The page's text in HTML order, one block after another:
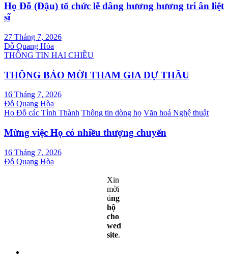
Họ Đỗ (Đậu) tổ chức lễ dâng hương hương tri ân liệt
sĩ
27 Tháng 7, 2026
Đỗ Quang Hòa
THÔNG TIN HAI CHIỀU
THÔNG BÁO MỜI THAM GIA DỰ THẦU
16 Tháng 7, 2026
Đỗ Quang Hòa
Họ Đỗ các Tỉnh Thành Thông tin dòng họ Văn hoá Nghệ thuật
Mừng việc Họ có nhiều thượng chuyển
16 Tháng 7, 2026
Đỗ Quang Hòa
Xin
mời
ủng
hộ
cho
wed
site.